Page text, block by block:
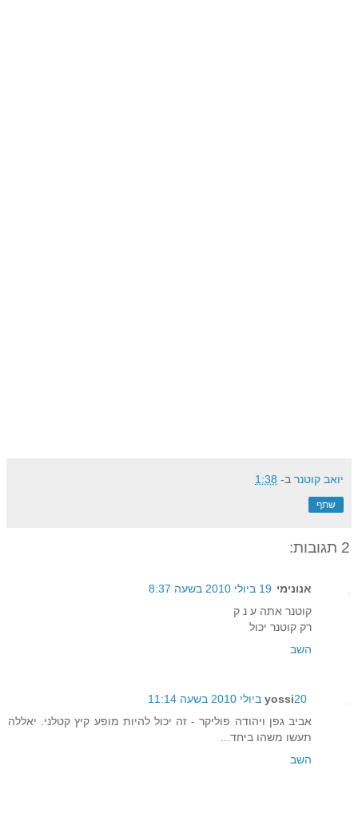
יואב קוטנר ב- 1:38
שתף
2 תגובות:
אנונימי 19 ביולי 2010 בשעה 8:37
קוטנר אתה ע נ ק
רק קוטנר יכול
השב
yossi20 ביולי 2010 בשעה 11:14
אביב גפן ויהודה פוליקר - זה יכול להיות מופע קיץ קטלני. יאללה
תעשו משהו ביחד...
השב